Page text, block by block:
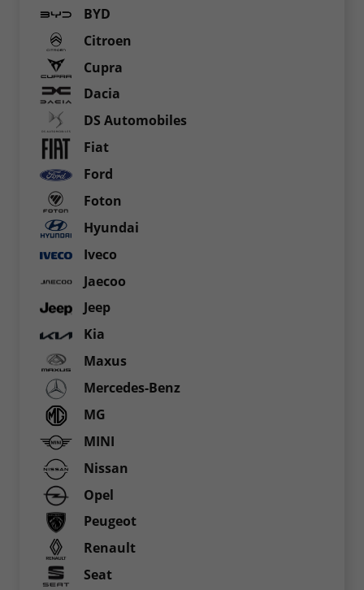
BYD
Citroen
Cupra
Dacia
DS Automobiles
Fiat
Ford
Foton
Hyundai
Iveco
Jaecoo
Jeep
Kia
Maxus
Mercedes-Benz
MG
MINI
Nissan
Opel
Peugeot
Renault
Seat